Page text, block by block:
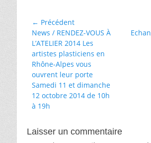
Navigation
de
l’article
← Précédent
Article
précédent :
News / RENDEZ-VOUS À
L’ATELIER 2014 Les
artistes plasticiens en
Rhône-Alpes vous
ouvrent leur porte
Samedi 11 et dimanche
12 octobre 2014 de 10h
à 19h
Article
Laisser un commentaire